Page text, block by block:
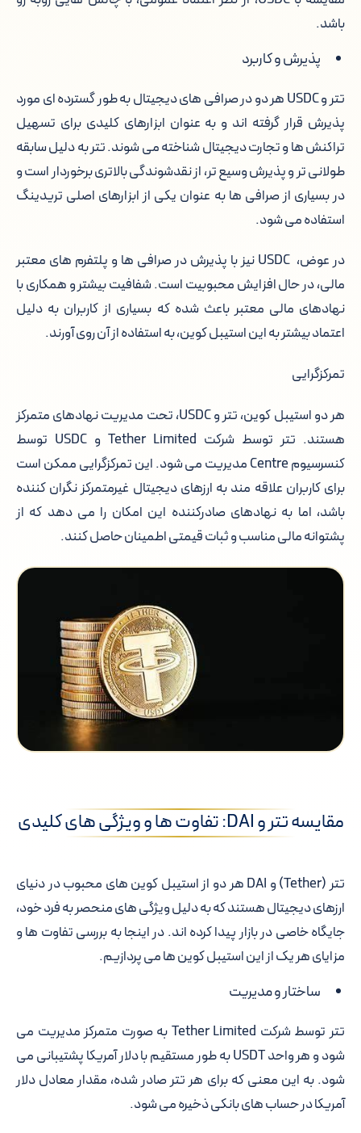
باشد.
پذیرش و کاربرد
تتر و USDC هر دو در صرافی های دیجیتال به طور گسترده ای مورد
پذیرش قرار گرفته اند و به عنوان ابزارهای کلیدی برای تسهیل
تراکنش ها و تجارت دیجیتال شناخته می شوند. تتر به دلیل سابقه
طولانی تر و پذیرش وسیع تر، از نقدشوندگی بالاتری برخوردار است و
در بسیاری از صرافی ها به عنوان یکی از ابزارهای اصلی تریدینگ
استفاده می شود.
در عوض، USDC نیز با پذیرش در صرافی ها و پلتفرم های معتبر
مالی، در حال افزایش محبوبیت است. شفافیت بیشتر و همکاری با
نهادهای مالی معتبر باعث شده که بسیاری از کاربران به دلیل
اعتماد بیشتر به این استیبل کوین، به استفاده از آن روی آورند.
تمرکزگرایی
هر دو استیبل کوین، تتر و USDC، تحت مدیریت نهادهای متمرکز
هستند. تتر توسط شرکت Tether Limited و USDC توسط
کنسرسیوم Centre مدیریت می شود. این تمرکزگرایی ممکن است
برای کاربران علاقه مند به ارزهای دیجیتال غیرمتمرکز نگران کننده
باشد، اما به نهادهای صادرکننده این امکان را می دهد که از
پشتوانه مالی مناسب و ثبات قیمتی اطمینان حاصل کنند.
مقایسه تتر و DAI: تفاوت ها و ویژگی های کلیدی
تتر (Tether) و DAI هر دو از استیبل کوین های محبوب در دنیای
ارزهای دیجیتال هستند که به دلیل ویژگی های منحصر به فرد خود،
جایگاه خاصی در بازار پیدا کرده اند. در اینجا به بررسی تفاوت ها و
مزایای هر یک از این استیبل کوین ها می پردازیم.
ساختار و مدیریت
تتر توسط شرکت Tether Limited به صورت متمرکز مدیریت می
شود و هر واحد USDT به طور مستقیم با دلار آمریکا پشتیبانی می
شود. به این معنی که برای هر تتر صادر شده، مقدار معادل دلار
آمریکا در حساب های بانکی ذخیره می شود.